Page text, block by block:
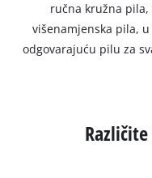
ručna kružna
višenamjenska pila,
odgovarajuću pilu za